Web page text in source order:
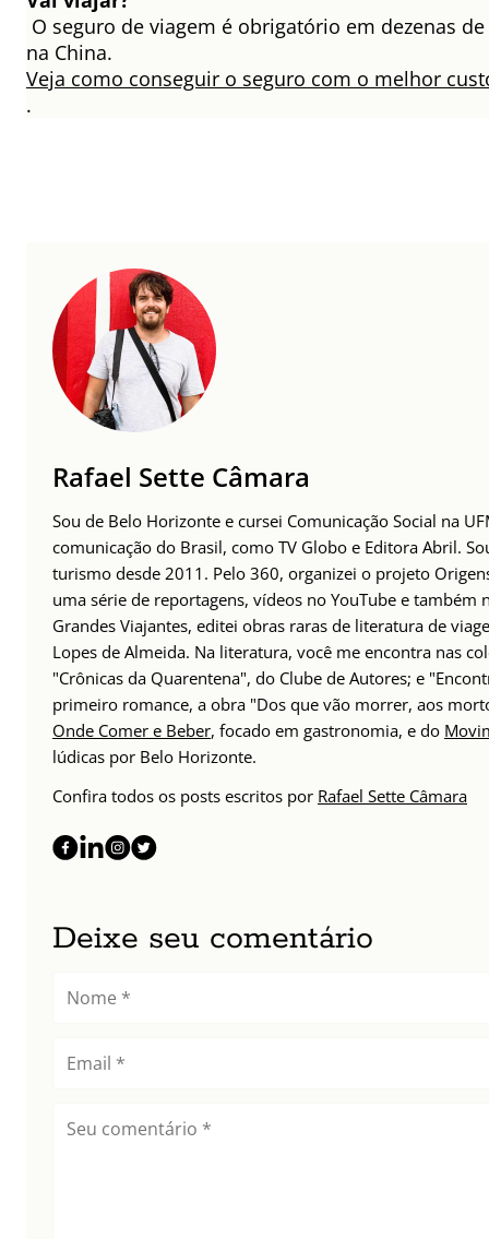
O seguro de viagem é obrigatório em dezenas
na China.
Veja como conseguir o seguro com o melhor
.
Rafael Sette Câmara
Sou de Belo Horizonte e cursei Comunicação Social na
comunicação do Brasil, como TV Globo e Editora Abril.
turismo desde 2011. Pelo 360, organizei o projeto
uma série de reportagens, vídeos no YouTube e
Grandes Viajantes, editei obras raras de literatura de
Lopes de Almeida. Na literatura, você me encontra nas
"Crônicas da Quarentena", do Clube de Autores; e
primeiro romance, a obra "Dos que vão morrer, aos
Onde Comer e Beber, focado em gastronomia, e do
lúdicas por Belo Horizonte.
Confira todos os posts escritos por Rafael Sette Câmara
Deixe seu comentário